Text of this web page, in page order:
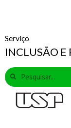
Serviço
INCLUSÃO E